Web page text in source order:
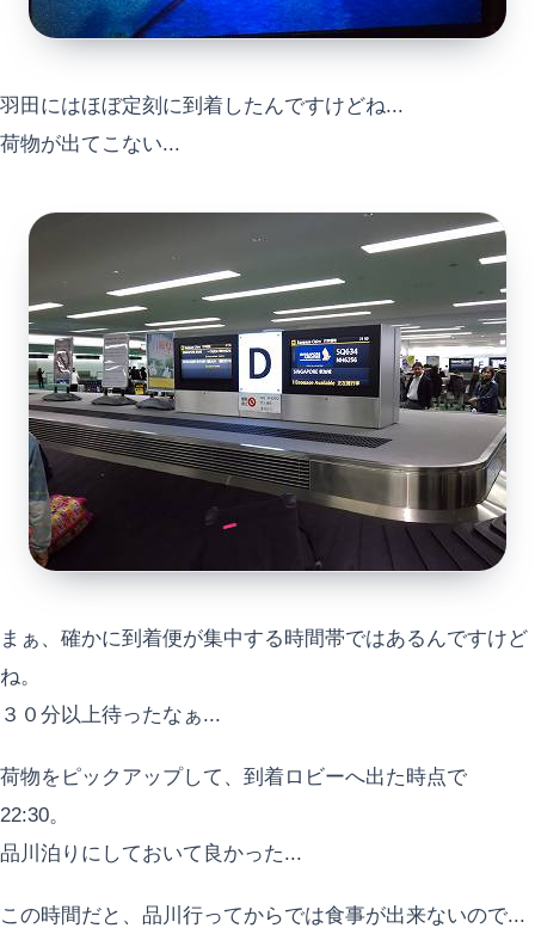
羽田にはほぼ定刻に到着したんですけどね...
荷物が出てこない...
まぁ、確かに到着便が集中する時間帯ではあるんですけど
ね。
３０分以上待ったなぁ...
荷物をピックアップして、到着ロビーへ出た時点で
22:30。
品川泊りにしておいて良かった...
この時間だと、品川行ってからでは食事が出来ないので...